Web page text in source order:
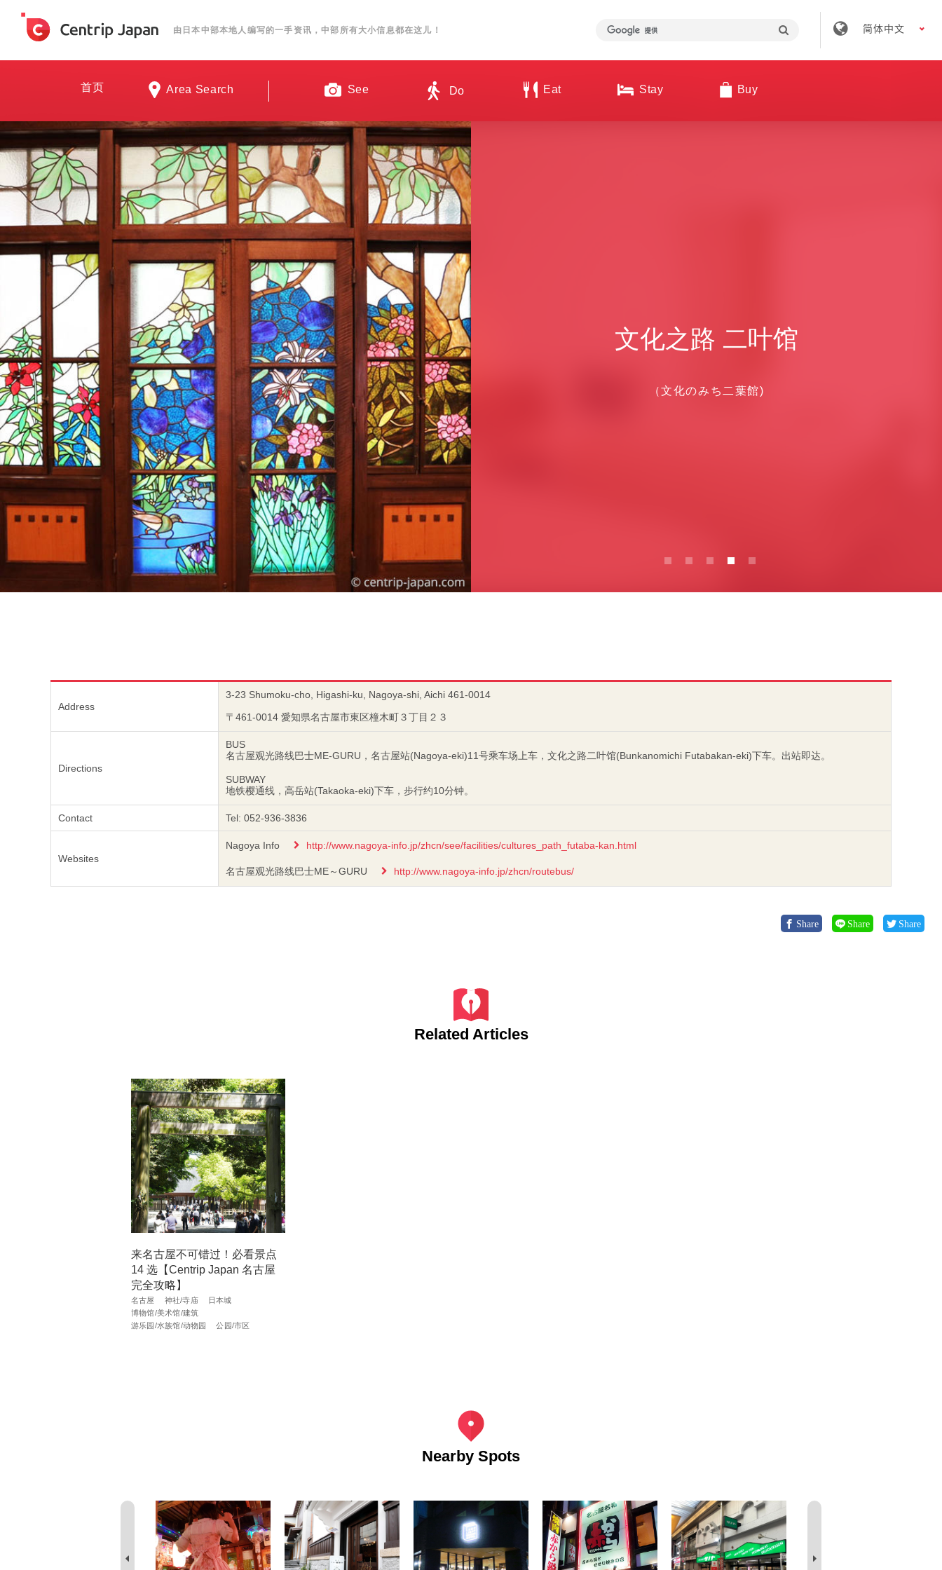
由日本中部本地人编写的一手资讯，中部所有大小信息都在这儿！ 简体中文
首页 Area Search See Do Eat Stay Buy
文化之路 二叶馆
（文化のみち二葉館)
Address
3-23 Shumoku-cho, Higashi-ku, Nagoya-shi, Aichi 461-0014
〒461-0014 愛知県名古屋市東区橦木町３丁目２３
Directions
BUS
名古屋观光路线巴士ME-GURU，名古屋站(Nagoya-eki)11号乘车场上车，文化之路二叶馆(Bunkanomichi Futabakan-eki)下车。出站即达。
SUBWAY
地铁樱通线，高岳站(Takaoka-eki)下车，步行约10分钟。
Contact Tel: 052-936-3836
Websites
Nagoya Info http://www.nagoya-info.jp/zhcn/see/facilities/cultures_path_futaba-kan.html
名古屋观光路线巴士ME～GURU http://www.nagoya-info.jp/zhcn/routebus/
Share Share Share
Related Articles
来名古屋不可错过！必看景点
14 选【Centrip Japan 名古屋
完全攻略】
名古屋 神社/寺庙
日本城
博物馆/美术馆/建筑
游乐园/水族馆/动物园
公园/市区
Nearby Spots